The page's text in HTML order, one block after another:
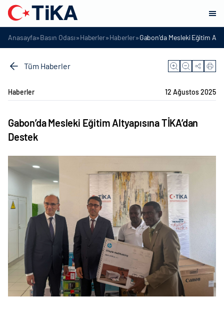
Anasayfa»Basın Odası»Haberler»Haberler»Gabon’da Mesleki Eğitim
Tüm Haberler
Haberler 12 Ağustos 2025
Gabon’da Mesleki Eğitim Altyapısına TİKA’dan
Destek